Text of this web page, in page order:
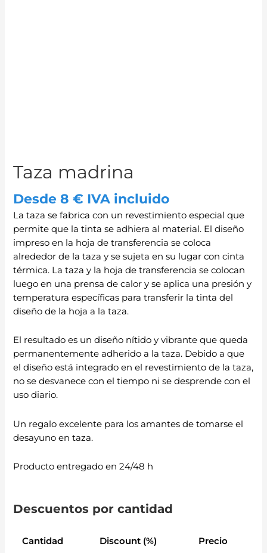
Taza madrina
Desde 8 € IVA incluido
La taza se fabrica con un revestimiento especial que
permite que la tinta se adhiera al material. El diseño
impreso en la hoja de transferencia se coloca
alrededor de la taza y se sujeta en su lugar con cinta
térmica. La taza y la hoja de transferencia se colocan
luego en una prensa de calor y se aplica una presión y
temperatura específicas para transferir la tinta del
diseño de la hoja a la taza.
El resultado es un diseño nítido y vibrante que queda
permanentemente adherido a la taza. Debido a que
el diseño está integrado en el revestimiento de la taza,
no se desvanece con el tiempo ni se desprende con el
uso diario.
Un regalo excelente para los amantes de tomarse el
desayuno en taza.
Producto entregado en 24/48 h
Descuentos por cantidad
Cantidad Discount (%) Precio